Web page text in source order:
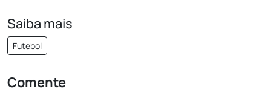
Saiba mais
Futebol
Comente